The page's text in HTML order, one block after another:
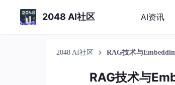
2048 AI社区 AI资讯
2048 AI社区 RAG技术与
RAG技术与